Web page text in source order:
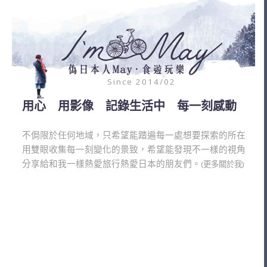
Since 2014/02
用心 用影像 記錄生活中 每一刻感動
不侷限於任何地域，只希望能踏遍每一處想要探索的所在
用雙眼收集每一刻變化的景致，希望能發現不一樣的視角
分享給和我一樣熱愛旅行熱愛日本的朋友們。 (更多關於我)